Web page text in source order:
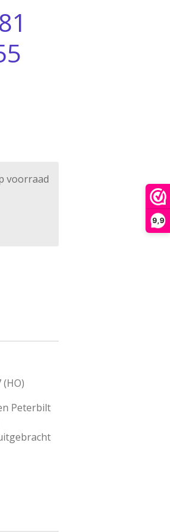
9,9
voorraad
(HO)
Peterbilt